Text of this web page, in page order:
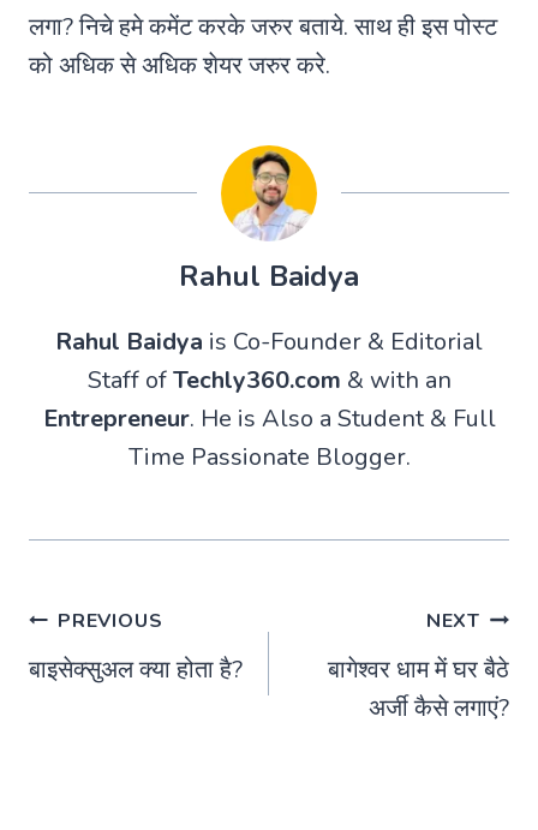
लगा? निचे हमे कमेंट करके जरुर बताये. साथ ही इस पोस्ट
को अधिक से अधिक शेयर जरुर करे.
Rahul Baidya
Rahul Baidya is Co-Founder & Editorial
Staff ofTechly360.com & with an
Entrepreneur. He is Also a Student & Full
Time Passionate Blogger.
Post
navigation
PREVIOUS
बाइसेक्सुअल क्या होता है?
NEXT
बागेश्वर धाम में घर बैठे
अर्जी कैसे लगाएं?